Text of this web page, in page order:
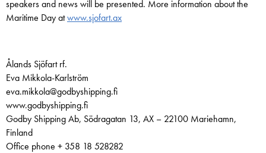
speakers and news will be presented. More information about the
Maritime Day atwww.sjofart.ax
Ålands Sjöfart rf.
Eva Mikkola-Karlström
eva.mikkola@godbyshipping.fi
www.godbyshipping.fi
Godby Shipping Ab, Södragatan 13, AX – 22100 Mariehamn,
Finland
Office phone + 358 18 528282